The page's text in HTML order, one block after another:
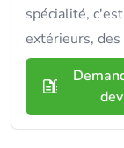
spécialité,
extérieurs,